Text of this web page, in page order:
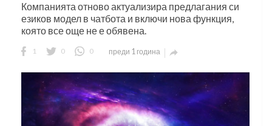
Компанията отново актуализира предлагания си
езиков модел в чатбота и включи нова функция,
която все още не е обявена.
1 0 0 преди 1 година 